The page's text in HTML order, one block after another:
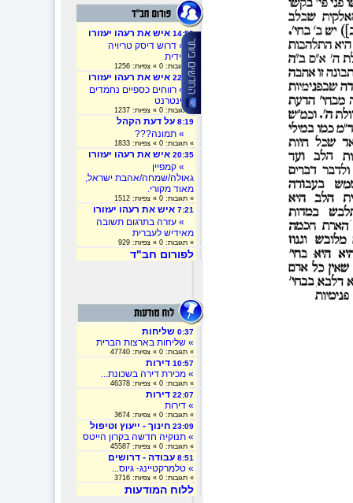
14:53 איש את רעהו יעזורו
»
» דרוש דיסק טריויה
חסידית
» תגובות: 0 » צפיות: 1256
22:32 איש את רעהו יעזורו
»
» רווחים כספיים נחמדים
באינטרנט
» תגובות: 0 » צפיות: 1237
8:19 על דעת הקהל
» » תמונה???
» תגובות: 0 » צפיות: 1833
20:35 איש את רעהו יעזורו
» » קמפיין
גאולה/שמחה/אהבת ישראל,
מאוד מקורי.
» תגובות: 0 » צפיות: 1512
7:21 איש את רעהו יעזורו
» » עזרה בתרגום תשובה
מאידיש לעברית
» תגובות: 0 » צפיות: 929
לפורום חב"ד
0:37 שליחות
» שליחות בארצות הברית
» תגובות: 0 » צפיות: 47740
10:57 דירות
» מכירת דירה בשכונת...
» תגובות: 0 » צפיות: 46378
22:07 דירות
» דירות
» תגובות: 0 » צפיות: 3674
23:09 חינוך - ייעוץ וטיפול
» תנוקיה חדשה בקרון הייטס
» תגובות: 0 » צפיות: 45587
8:51 עבודה - דרושים
» טלמרקטיינג- גיוס...
» תגובות: 0 » צפיות: 3716
ללוח המודעות